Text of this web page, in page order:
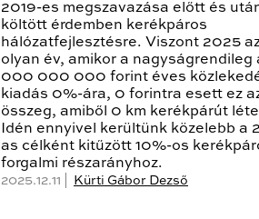
2019-es megszavazása előtt és
költött érdemben kerékpáros
hálózatfejlesztésre. Viszont 2025
olyan év, amikor a nagyságrendileg
000 000 000 forint éves
kiadás 0%-ára, 0 forintra esett ez
összeg, amiből 0 km kerékpárút
Idén ennyivel kerültünk közelebb a
as célként kitűzött 10%-os
forgalmi részarányhoz.
2025.12.11 | Kürti Gábor Dezső